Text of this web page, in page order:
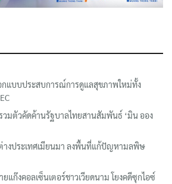
แบบประสบการณ์การดูแลสุขภาพใหม่ทั้ง
วมตัวคัดค้านรัฐบาลไทยสานสัมพันธ์ ‘มิน ออง
างประเทศเมียนมา ลงพื้นที่แก้ปัญหามลพิษ
แก๊งคอลเซ็นเตอร์ชาวเวียดนาม โยงคดีซุกไอซ์